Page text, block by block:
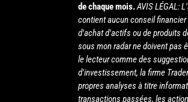
de chaque mois.AVIS LÉGAL:
contient aucun conseil
d'achat d'actifs ou de produits
sous mon radar ne doivent pas
le lecteur comme des
d'investissement, la firme
propres analyses à titre
transactions passées, les